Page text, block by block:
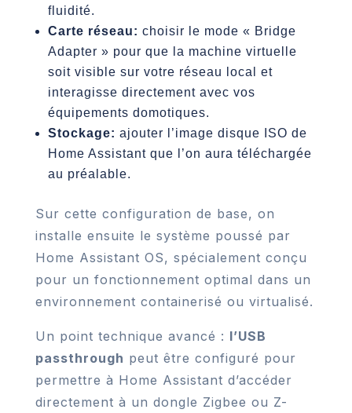
fluidité.
Carte réseau: choisir le mode « Bridge
Adapter » pour que la machine virtuelle
soit visible sur votre réseau local et
interagisse directement avec vos
équipements domotiques.
Stockage: ajouter l’image disque ISO de
Home Assistant que l’on aura téléchargée
au préalable.
Sur cette configuration de base, on
installe ensuite le système poussé par
Home Assistant OS, spécialement conçu
pour un fonctionnement optimal dans un
environnement containerisé ou virtualisé.
Un point technique avancé : l’USB
passthrough peut être configuré pour
permettre à Home Assistant d’accéder
directement à un dongle Zigbee ou Z-